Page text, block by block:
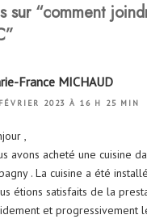
sur “comment
France MICHAUD
2023 À 16 H 25 MIN
,
avons acheté une cuisine
. La cuisine a été
étions satisfaits de la
et progressivement